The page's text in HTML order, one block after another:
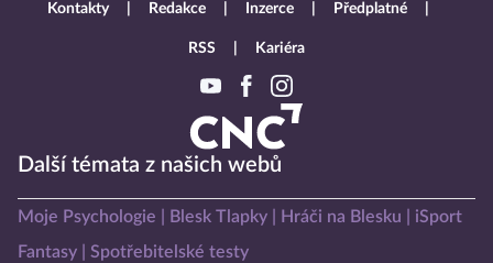
Další témata z našich webů
Moje Psychologie Blesk Tlapky Hráči na Blesku
iSport
Fantasy
Spotřebitelské testy
Kontakty Redakce Inzerce Předplatné
RSS Kariéra